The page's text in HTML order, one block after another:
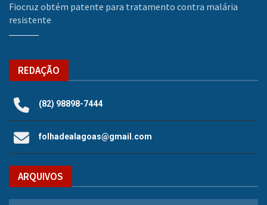
Fiocruz obtém patente para tratamento contra malária
resistente
REDAÇÃO
(82) 98898-7444
folhadealagoas@gmail.com
ARQUIVOS